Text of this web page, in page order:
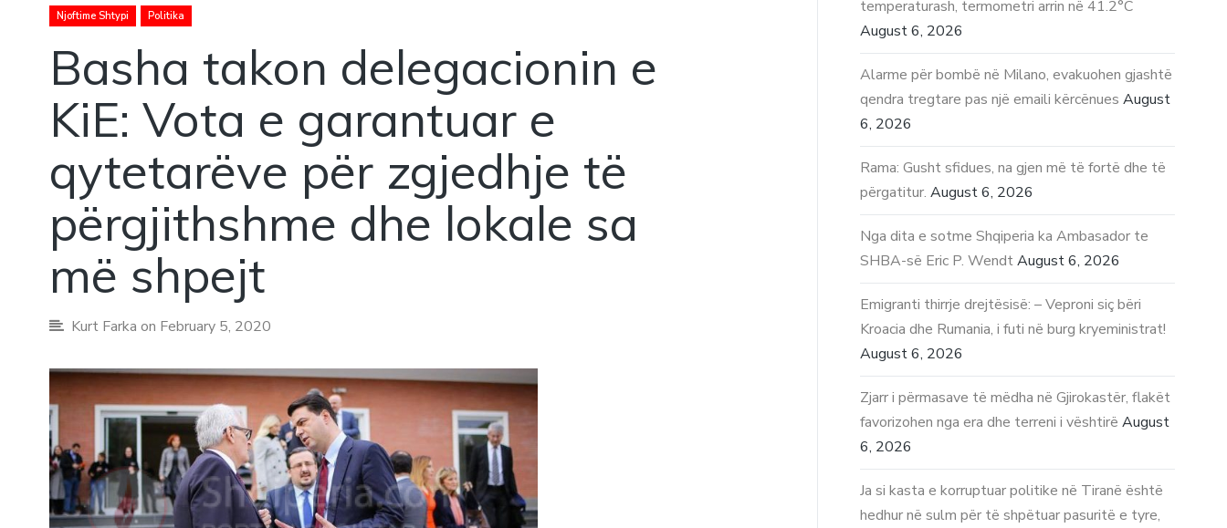
Njoftime Shtypi Politika
Basha takon delegacionin e
KiE: Vota e garantuar e
qytetarëve për zgjedhje të
përgjithshme dhe lokale sa
më shpejt
Kurt Farka on February 5, 2020
temperaturash, termometri arrin në 41.2°C
August 6, 2026
Alarme për bombë në Milano, evakuohen gjashtë
qendra tregtare pas një emaili kërcënues August
6, 2026
Rama: Gusht sfidues, na gjen më të fortë dhe të
përgatitur. August 6, 2026
Nga dita e sotme Shqiperia ka Ambasador te
SHBA-së Eric P. Wendt August 6, 2026
Emigranti thirrje drejtësisë: – Veproni siç bëri
Kroacia dhe Rumania, i futi në burg kryeministrat!
August 6, 2026
Zjarr i përmasave të mëdha në Gjirokastër, flakët
favorizohen nga era dhe terreni i vështirë August
6, 2026
Ja si kasta e korruptuar politike në Tiranë është
hedhur në sulm për të shpëtuar pasuritë e tyre,